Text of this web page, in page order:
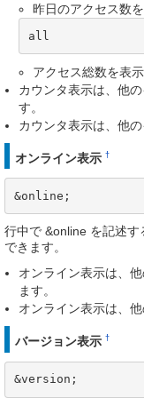
昨日のアクセス数を
all
アクセス総数を表示
カウンタ表示は、他
す。
カウンタ表示は、他
オンライン表示 †
&online;
行中で &online を記述
できます。
オンライン表示は、
ます。
オンライン表示は、
バージョン表示 †
&version;